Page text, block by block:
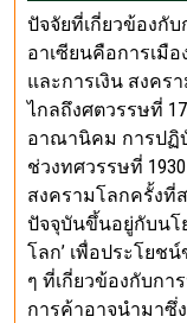
ปัจจัยที่เกี่ยวข้องกั
อาเซียนคือการเมือ
และการเงิน สงคร
ไกลถึงศตวรรษที่
อาณานิคม การปฏิ
ช่วงทศวรรษที่
สงครามโลกครั้งที่
ปัจจุบันขึ้นอยู่กับนโย
โลก’ เพื่อประโยช
ๆ ที่เกี่ยวข้องกับกา
การค้าอาจนำมาซึ่